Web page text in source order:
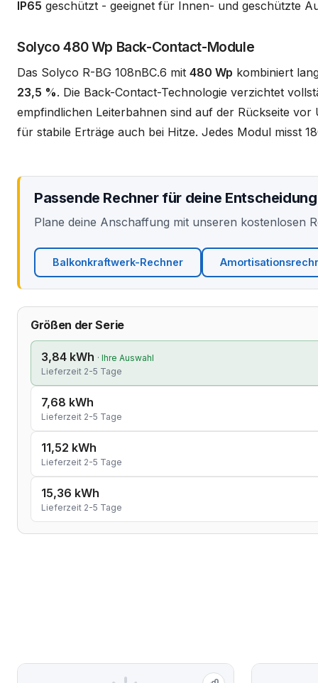
IP65 geschützt - geeignet für Innen- und geschützte
Solyco 480 Wp Back-Contact-Module
Das Solyco R-BG 108nBC.6 mit 480 Wp kombiniert
23,5 %. Die Back-Contact-Technologie verzichtet
empfindlichen Leiterbahnen sind auf der Rückseite
für stabile Erträge auch bei Hitze. Jedes Modul misst
Passende Rechner für deine Entscheidung
Plane deine Anschaffung mit unseren kostenlosen
Balkonkraftwerk-Rechner
Größen der Serie
3,84 kWh · Ihre Auswahl
Lieferzeit 2-5 Tage
7,68 kWh
Lieferzeit 2-5 Tage
11,52 kWh
Lieferzeit 2-5 Tage
15,36 kWh
Lieferzeit 2-5 Tage